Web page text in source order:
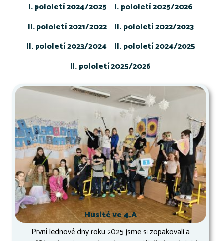
I. pololetí 2024/2025
I. pololetí 2025/2026
II. pololetí 2021/2022
II. pololetí 2022/2023
II. pololetí 2023/2024
II. pololetí 2024/2025
II. pololetí 2025/2026
Husité ve 4.A
První lednové dny roku 2025 jsme si zopakovali a